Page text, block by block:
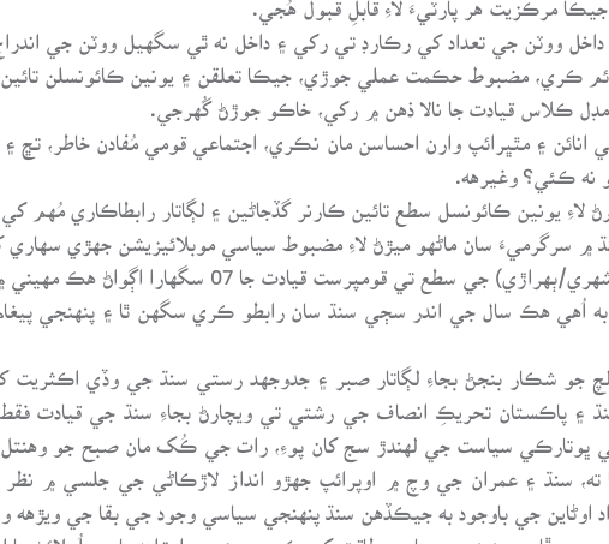
جي انائن ۽ مٿڀرائپ وارن احساسن مان نڪري، اجتماعي قومي مُفادن خاطر،
نه ڪئي؟ وغيرهه.
اُهي هڪ سال جي اندر سڄي سنڌ سان رابطو ڪري سگهن ٿا ۽ پنهنجي
جو شڪار بنجڻ بجاءِ لڳاتار صبر ۽ جدوجهد رستي سنڌ جي وڏي اڪثريت
۽ پاڪستان تحريڪِ انصاف جي رشتي تي ويچارڻ بجاءِ سنڌ جي قيادت
ڀوتارڪي سياست جي لهندڙ سج کان پوءِ، رات جي ڪُک مان صبح جو
سنڌ ۽ عمران جي وچ ۾ اوپرائپ جهڙو انداز لاڙڪاڻي جي جلسي ۾ نظر
اوڻاين جي باوجود به جيڪڏهن سنڌ پنهنجي سياسي وجود جي بقا جي
ڦاسي پنهنجي سياسي طاقت کي ڪمزوريءَ جي اوڙاهه پاسي اُڇلائڻ جا